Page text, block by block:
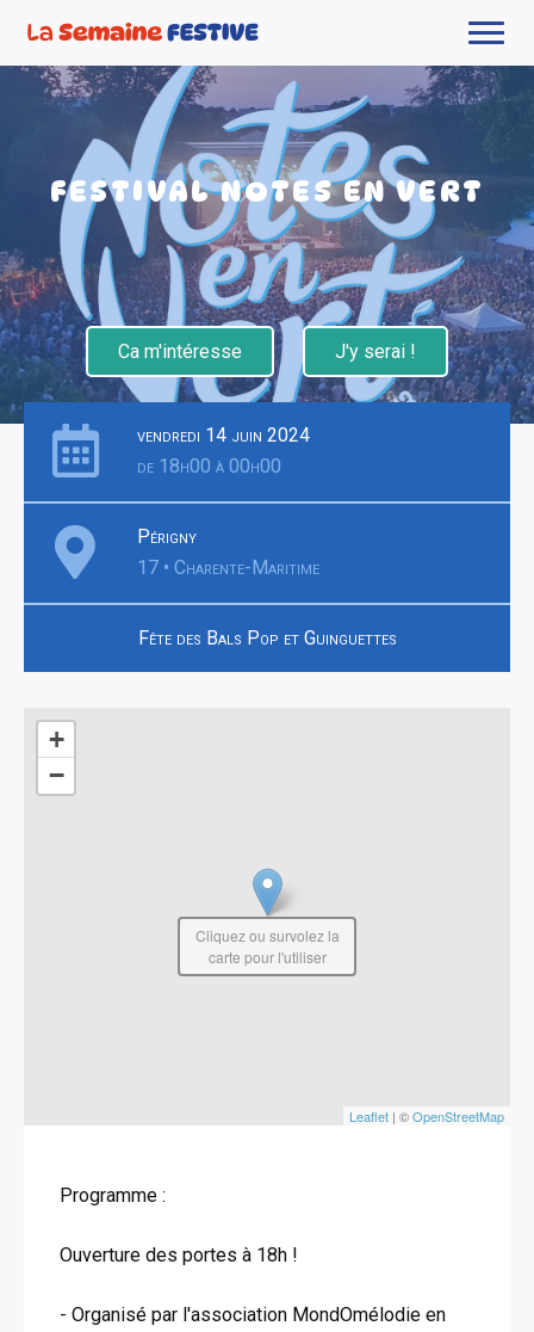
FESTIVAL NOTES EN VERT
Ca m'intéresse J'y serai !
vendredi 14 juin 2024
de 18h00 à 00h00
Périgny
17 • Charente-Maritime
Fête des Bals Pop et Guinguettes
+
−
Leaflet | ©OpenStreetMap
Cliquez ou survolez la
carte pour l'utiliser
Programme :
Ouverture des portes à 18h !
- Organisé par l'association MondOmélodie en